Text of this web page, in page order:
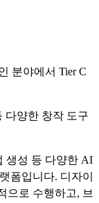
분야에서 TierC
다양한 창작 도구
생성 등 다양한 AI
폼입니다. 디자이
으로 수행하고, 브